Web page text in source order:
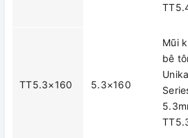
TT5.3×160 5.3×160
Mũi
bê
Unika